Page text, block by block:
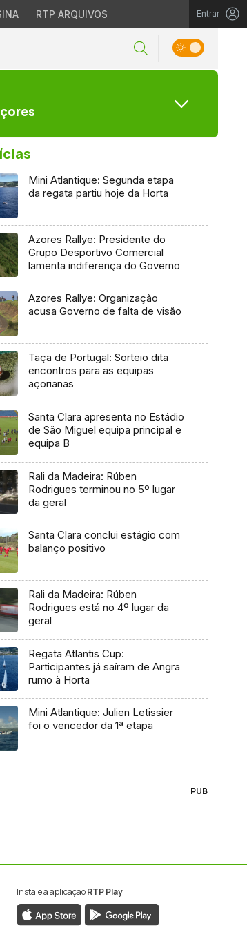
RTP ARQUIVOS Entrar
Mini Atlantique: Segunda etapa
da regata partiu hoje da Horta
Azores Rallye: Presidente do
Grupo Desportivo Comercial
lamenta indiferença do Governo
Azores Rallye: Organização
acusa Governo de falta de visão
Taça de Portugal: Sorteio dita
encontros para as equipas
açorianas
Santa Clara apresenta no Estádio
de São Miguel equipa principal e
equipa B
Rali da Madeira: Rúben
Rodrigues terminou no 5º lugar
da geral
Santa Clara conclui estágio com
balanço positivo
Rali da Madeira: Rúben
Rodrigues está no 4º lugar da
geral
Regata Atlantis Cup:
Participantes já saíram de Angra
rumo à Horta
Mini Atlantique: Julien Letissier
foi o vencedor da 1ª etapa
PUB
Instale a aplicaçãoRTP Play